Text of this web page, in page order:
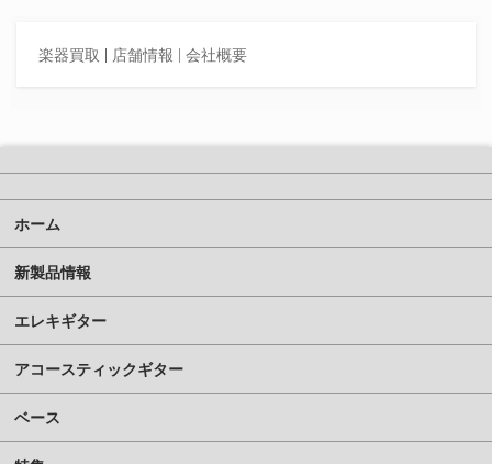
楽器買取 | 店舗情報 | 会社概要
ホーム
新製品情報
エレキギター
アコースティックギター
ベース